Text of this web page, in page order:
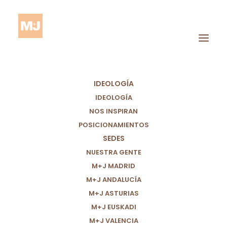
IDEOLOGÍA
IDEOLOGÍA
NOS INSPIRAN
POSICIONAMIENTOS
SEDES
NUESTRA GENTE
M+J MADRID
M+J ANDALUCÍA
M+J ASTURIAS
M+J EUSKADI
M+J VALENCIA
UN MUNDO
DEMOCRÁTICO